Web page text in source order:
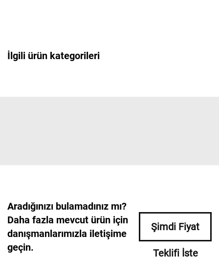
İlgili ürün kategorileri
Aradığınızı bulamadınız mı?
Daha fazla mevcut ürün için
danışmanlarımızla iletişime
geçin.
Şimdi Fiyat
Teklifi İste